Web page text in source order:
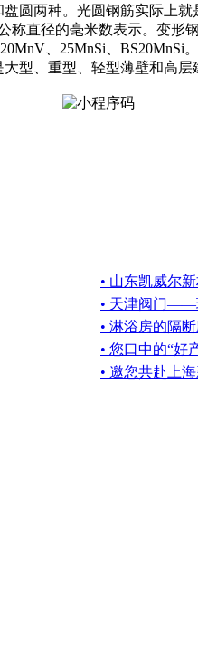
圆两种。光圆钢筋实际上
直径的毫米数表示。变
、25MnSi、
型、重型、轻型薄壁和高层
• 山东凯威尔
• 天津阀门——
• 淋浴房的隔
• 您口中的“好
• 邀您共赴上